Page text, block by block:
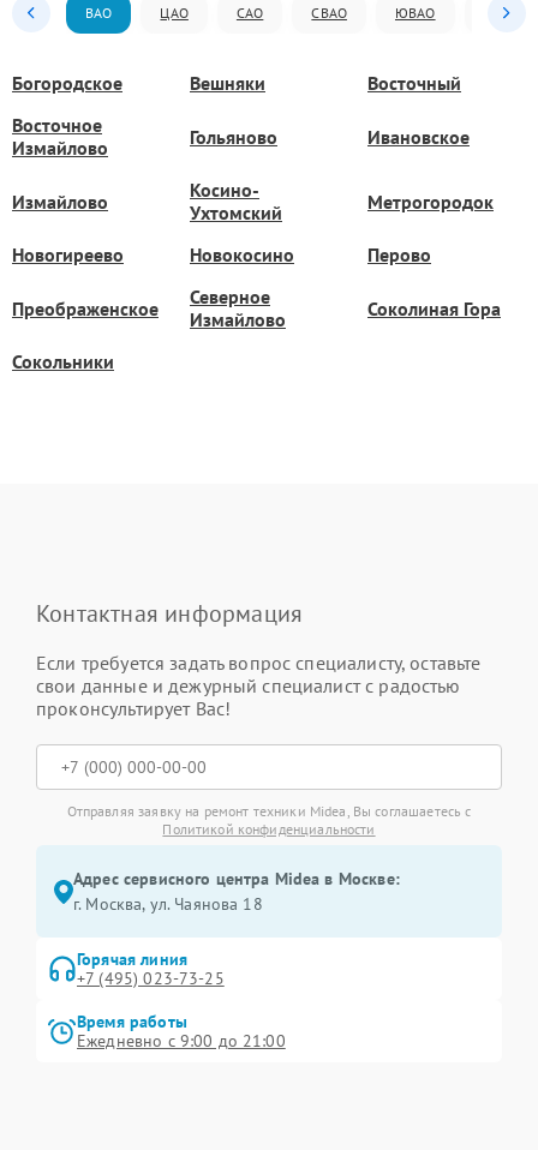
ВАО ЦАО САО СВАО ЮВАО ЮАО
Богородское Вешняки
Восточный
Восточное
Измайлово
Гольяново Ивановское
Измайлово
Косино-
Ухтомский
Метрогородок
Новогиреево Новокосино Перово
Преображенское
Северное
Измайлово
Соколиная Гора
Сокольники
Контактная информация
Если требуется задать вопрос специалисту, оставьте
свои данные и дежурный специалист с радостью
проконсультирует Вас!
Отправляя заявку на ремонт техники Midea, Вы соглашаетесь с
Политикой конфиденциальности
Адрес сервисного центра Midea в Москве:
г. Москва, ул. Чаянова 18
Горячая линия
+7 (495) 023-73-25
Время работы
Ежедневно с 9:00 до 21:00